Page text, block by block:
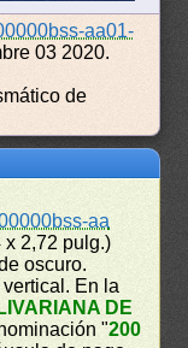
aa01-
03 2020.
de
aa
x 2,72 pulg.)
oscuro.
En la
DE
"200